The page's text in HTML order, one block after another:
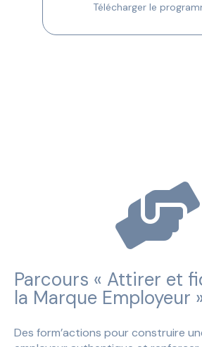
Télécharger le

Parcours « Attirer et
la Marque Employeur
Des form’actions pour construire